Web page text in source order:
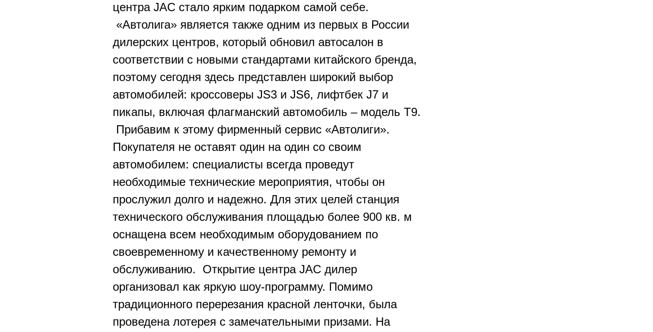
центра JAC стало ярким подарком самой себе.
«Автолига» является также одним из первых в России
дилерских центров, который обновил автосалон в
соответствии с новыми стандартами китайского бренда,
поэтому сегодня здесь представлен широкий выбор
автомобилей: кроссоверы JS3 и JS6, лифтбек J7 и
пикапы, включая флагманский автомобиль – модель Т9.
Прибавим к этому фирменный сервис «Автолиги».
Покупателя не оставят один на один со своим
автомобилем: специалисты всегда проведут
необходимые технические мероприятия, чтобы он
прослужил долго и надежно. Для этих целей станция
технического обслуживания площадью более 900 кв. м
оснащена всем необходимым оборудованием по
своевременному и качественному ремонту и
обслуживанию. Открытие центра JAC дилер
организовал как яркую шоу-программу. Помимо
традиционного перерезания красной ленточки, была
проведена лотерея с замечательными призами. На